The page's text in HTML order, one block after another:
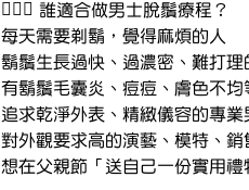
🧔🏻‍♂️ 誰適合做男士脫鬚療程？
每天需要剃鬍，覺得麻煩的人
鬍鬚生長過快、過濃密、難打理
有鬍鬚毛囊炎、痘痘、膚色不均
追求乾淨外表、精緻儀容的專業
對外觀要求高的演藝、模特、
想在父親節「送自己一份實用禮